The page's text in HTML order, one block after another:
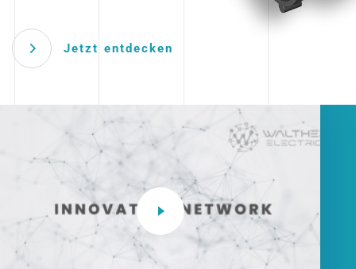
Jetzt entdecken